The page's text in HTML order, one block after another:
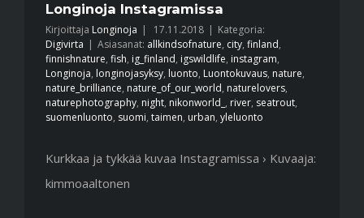
Longinoja Instagramissa
Kirjoittaja Longinoja | 17.11.2018 | Kategoria:
Digivirta | Asiasanat: allkindsofnature, city, finland,
finnishnature, fish, ig_finland, igswildlife, instagram,
Longinoja, longinojasyksy, luonto, Luontokuvaus, nature,
nature_brilliance, nature_of_our_world, naturelovers,
naturephotography, night, nikonworld_ , river, seatrout,
suomenluonto, suomi, taimen, urban, yleluonto
Kurkkaa ja tykkää kuvaa Instagramissa › Kuvaaja:
kimmoaaltonen